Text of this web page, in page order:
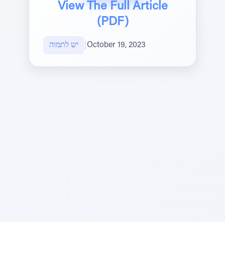
View The Full Article
(PDF)
יש לתמוה October 19, 2023